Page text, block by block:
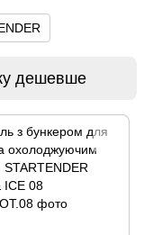
дешевше